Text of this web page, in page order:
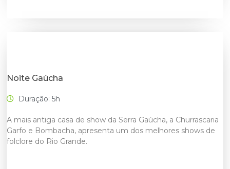
Noite Gaúcha
Duração: 5h
A mais antiga casa de show da Serra Gaúcha, a Churrascaria
Garfo e Bombacha, apresenta um dos melhores shows de
folclore do Rio Grande.